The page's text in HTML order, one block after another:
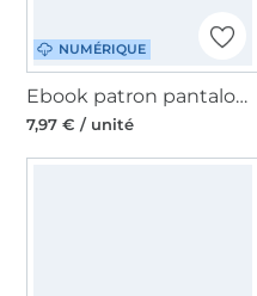
NUMÉRIQUE
Ebook patron pantalon femme 'Palazzohose' Lillesol & Pelle, en allemand
7,97 € / unité